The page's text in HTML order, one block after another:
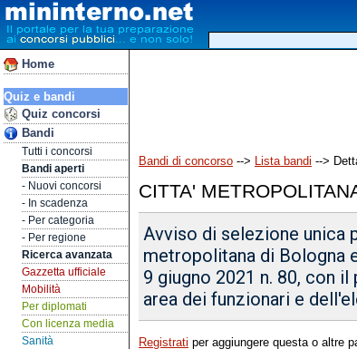
Home
Quiz e bandi
Quiz concorsi
Bandi
Tutti i concorsi
Bandi aperti
- Nuovi concorsi
- In scadenza
- Per categoria
- Per regione
Ricerca avanzata
Gazzetta ufficiale
Mobilità
Per diplomati
Con licenza media
Sanità
Bandi di concorso --> Lista bandi -->
CITTA'
Avviso di selezione unica
metropolitana di Bologna
9 giugno 2021 n. 80, con
area dei funzionari e
Registrati per aggiungere questa o altre